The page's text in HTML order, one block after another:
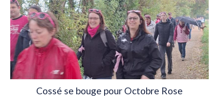
Cossé se bouge pour Octobre Rose